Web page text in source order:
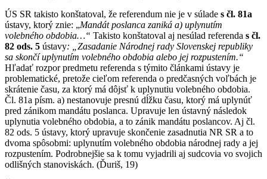
ÚS SR takisto konštatoval, že referendum nie je v súlade s čl. 81a
ústavy, ktorý znie: „Mandát poslanca zaniká a) uplynutím
volebného obdobia…“ Takisto konštatoval aj nesúlad referenda s čl.
82 ods. 5 ústavy: „Zasadanie Národnej rady Slovenskej republiky
sa skončí uplynutím volebného obdobia alebo jej rozpustením.“
Hľadať rozpor predmetu referenda s týmito článkami ústavy je
problematické, pretože cieľom referenda o predčasných voľbách je
skrátenie času, za ktorý má dôjsť k uplynutiu volebného obdobia.
Čl. 81a písm. a) nestanovuje presnú dĺžku času, ktorý má uplynúť
pred zánikom mandátu poslanca. Upravuje len ústavný následok
uplynutia volebného obdobia, a to zánik mandátu poslancov. Aj čl.
82 ods. 5 ústavy, ktorý upravuje skončenie zasadnutia NR SR a to
dvoma spôsobmi: uplynutím volebného obdobia národnej rady a jej
rozpustením. Podrobnejšie sa k tomu vyjadrili aj sudcovia vo svojich
odlišných stanoviskách. (Ďuriš, 19)